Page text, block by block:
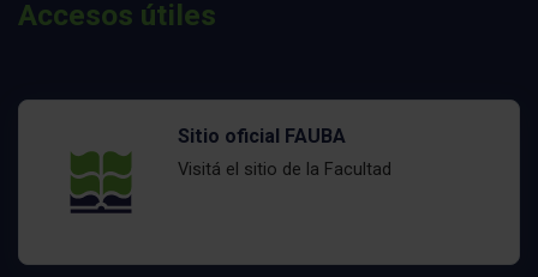
Accesos útiles
Sitio oficial FAUBA
Visitá el sitio de la Facultad